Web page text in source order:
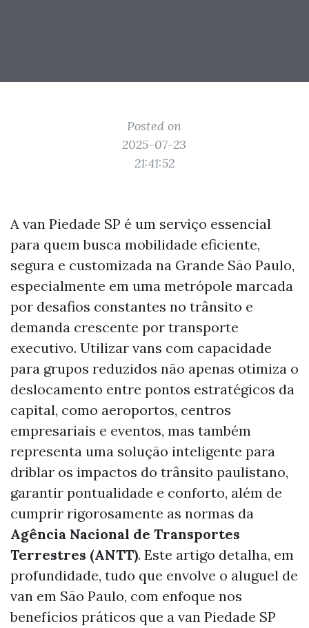
Posted on
2025-07-23
21:41:52
A van Piedade SP é um serviço essencial
para quem busca mobilidade eficiente,
segura e customizada na Grande São Paulo,
especialmente em uma metrópole marcada
por desafios constantes no trânsito e
demanda crescente por transporte
executivo. Utilizar vans com capacidade
para grupos reduzidos não apenas otimiza o
deslocamento entre pontos estratégicos da
capital, como aeroportos, centros
empresariais e eventos, mas também
representa uma solução inteligente para
driblar os impactos do trânsito paulistano,
garantir pontualidade e conforto, além de
cumprir rigorosamente as normas da
Agência Nacional de Transportes
Terrestres (ANTT). Este artigo detalha, em
profundidade, tudo que envolve o aluguel de
van em São Paulo, com enfoque nos
benefícios práticos que a van Piedade SP